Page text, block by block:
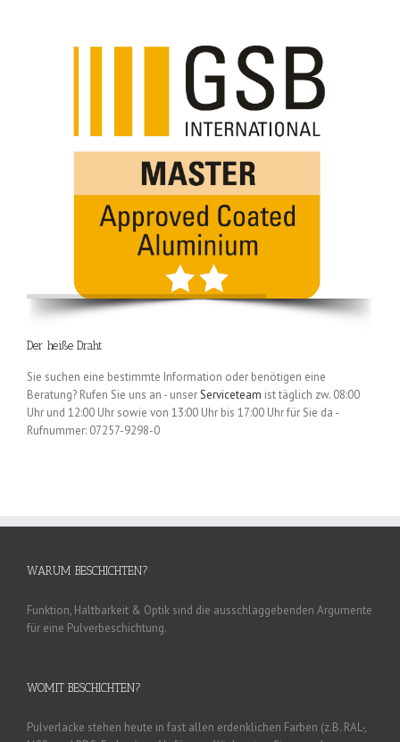
Der heiße Draht
Sie suchen eine bestimmte Information oder benötigen eine
Beratung? Rufen Sie uns an - unserServiceteam ist täglich zw. 08:00
Uhr und 12:00 Uhr sowie von 13:00 Uhr bis 17:00 Uhr für Sie da -
Rufnummer: 07257-9298-0
WARUM BESCHICHTEN?
Funktion, Haltbarkeit & Optik sind die ausschlaggebenden Argumente
für eine Pulverbeschichtung.
WOMIT BESCHICHTEN?
Pulverlacke stehen heute in fast allen erdenklichen Farben (z.B. RAL-,